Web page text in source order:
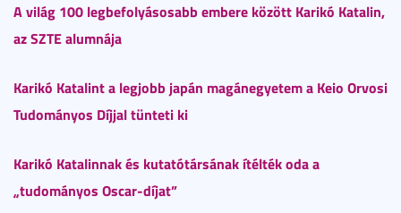
A világ 100 legbefolyásosabb embere között Karikó Katalin,
az SZTE alumnája
Karikó Katalint a legjobb japán magánegyetem a Keio Orvosi
Tudományos Díjjal tünteti ki
Karikó Katalinnak és kutatótársának ítélték oda a
„tudományos Oscar-díjat”